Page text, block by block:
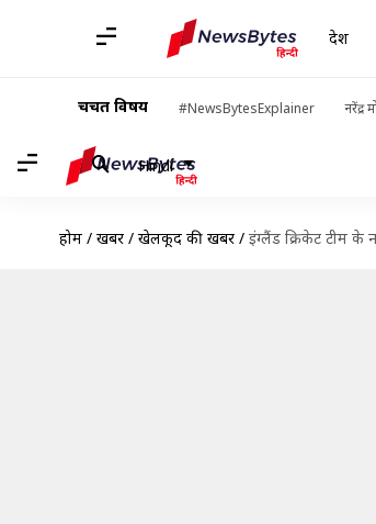
देश
चर्चित विषय #NewsBytesExplainer नरेंद्र
Hindi
होम / खबरें / खेलकूद की खबरें / इंग्लैंड क्रिकेट टीम के